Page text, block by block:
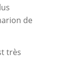
de
très